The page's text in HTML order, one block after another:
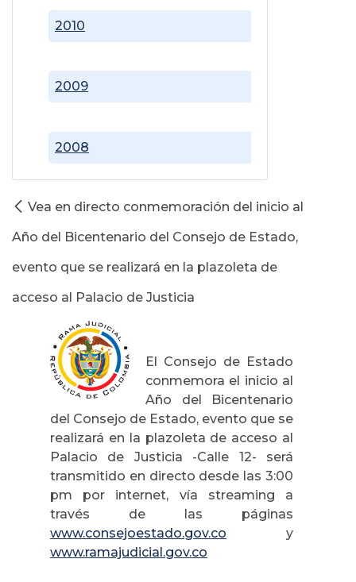
2008
2009
2010
Vea en directo conmemoración del inicio al
Año del Bicentenario del Consejo de Estado,
evento que se realizará en la plazoleta de
acceso al Palacio de Justicia
El Consejo de Estado
conmemora el inicio al
Año del Bicentenario
del Consejo de Estado, evento que se
realizará en la plazoleta de acceso al
Palacio de Justicia -Calle 12- será
transmitido en directo desde las 3:00
pm por internet, vía streaming a
través de las páginas
www.consejoestado.gov.co y
www.ramajudicial.gov.co